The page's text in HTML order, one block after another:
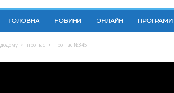
ГОЛОВНА НОВИНИ ОНЛАЙН ПРОГРАМИ
додому про нас Про нас №345